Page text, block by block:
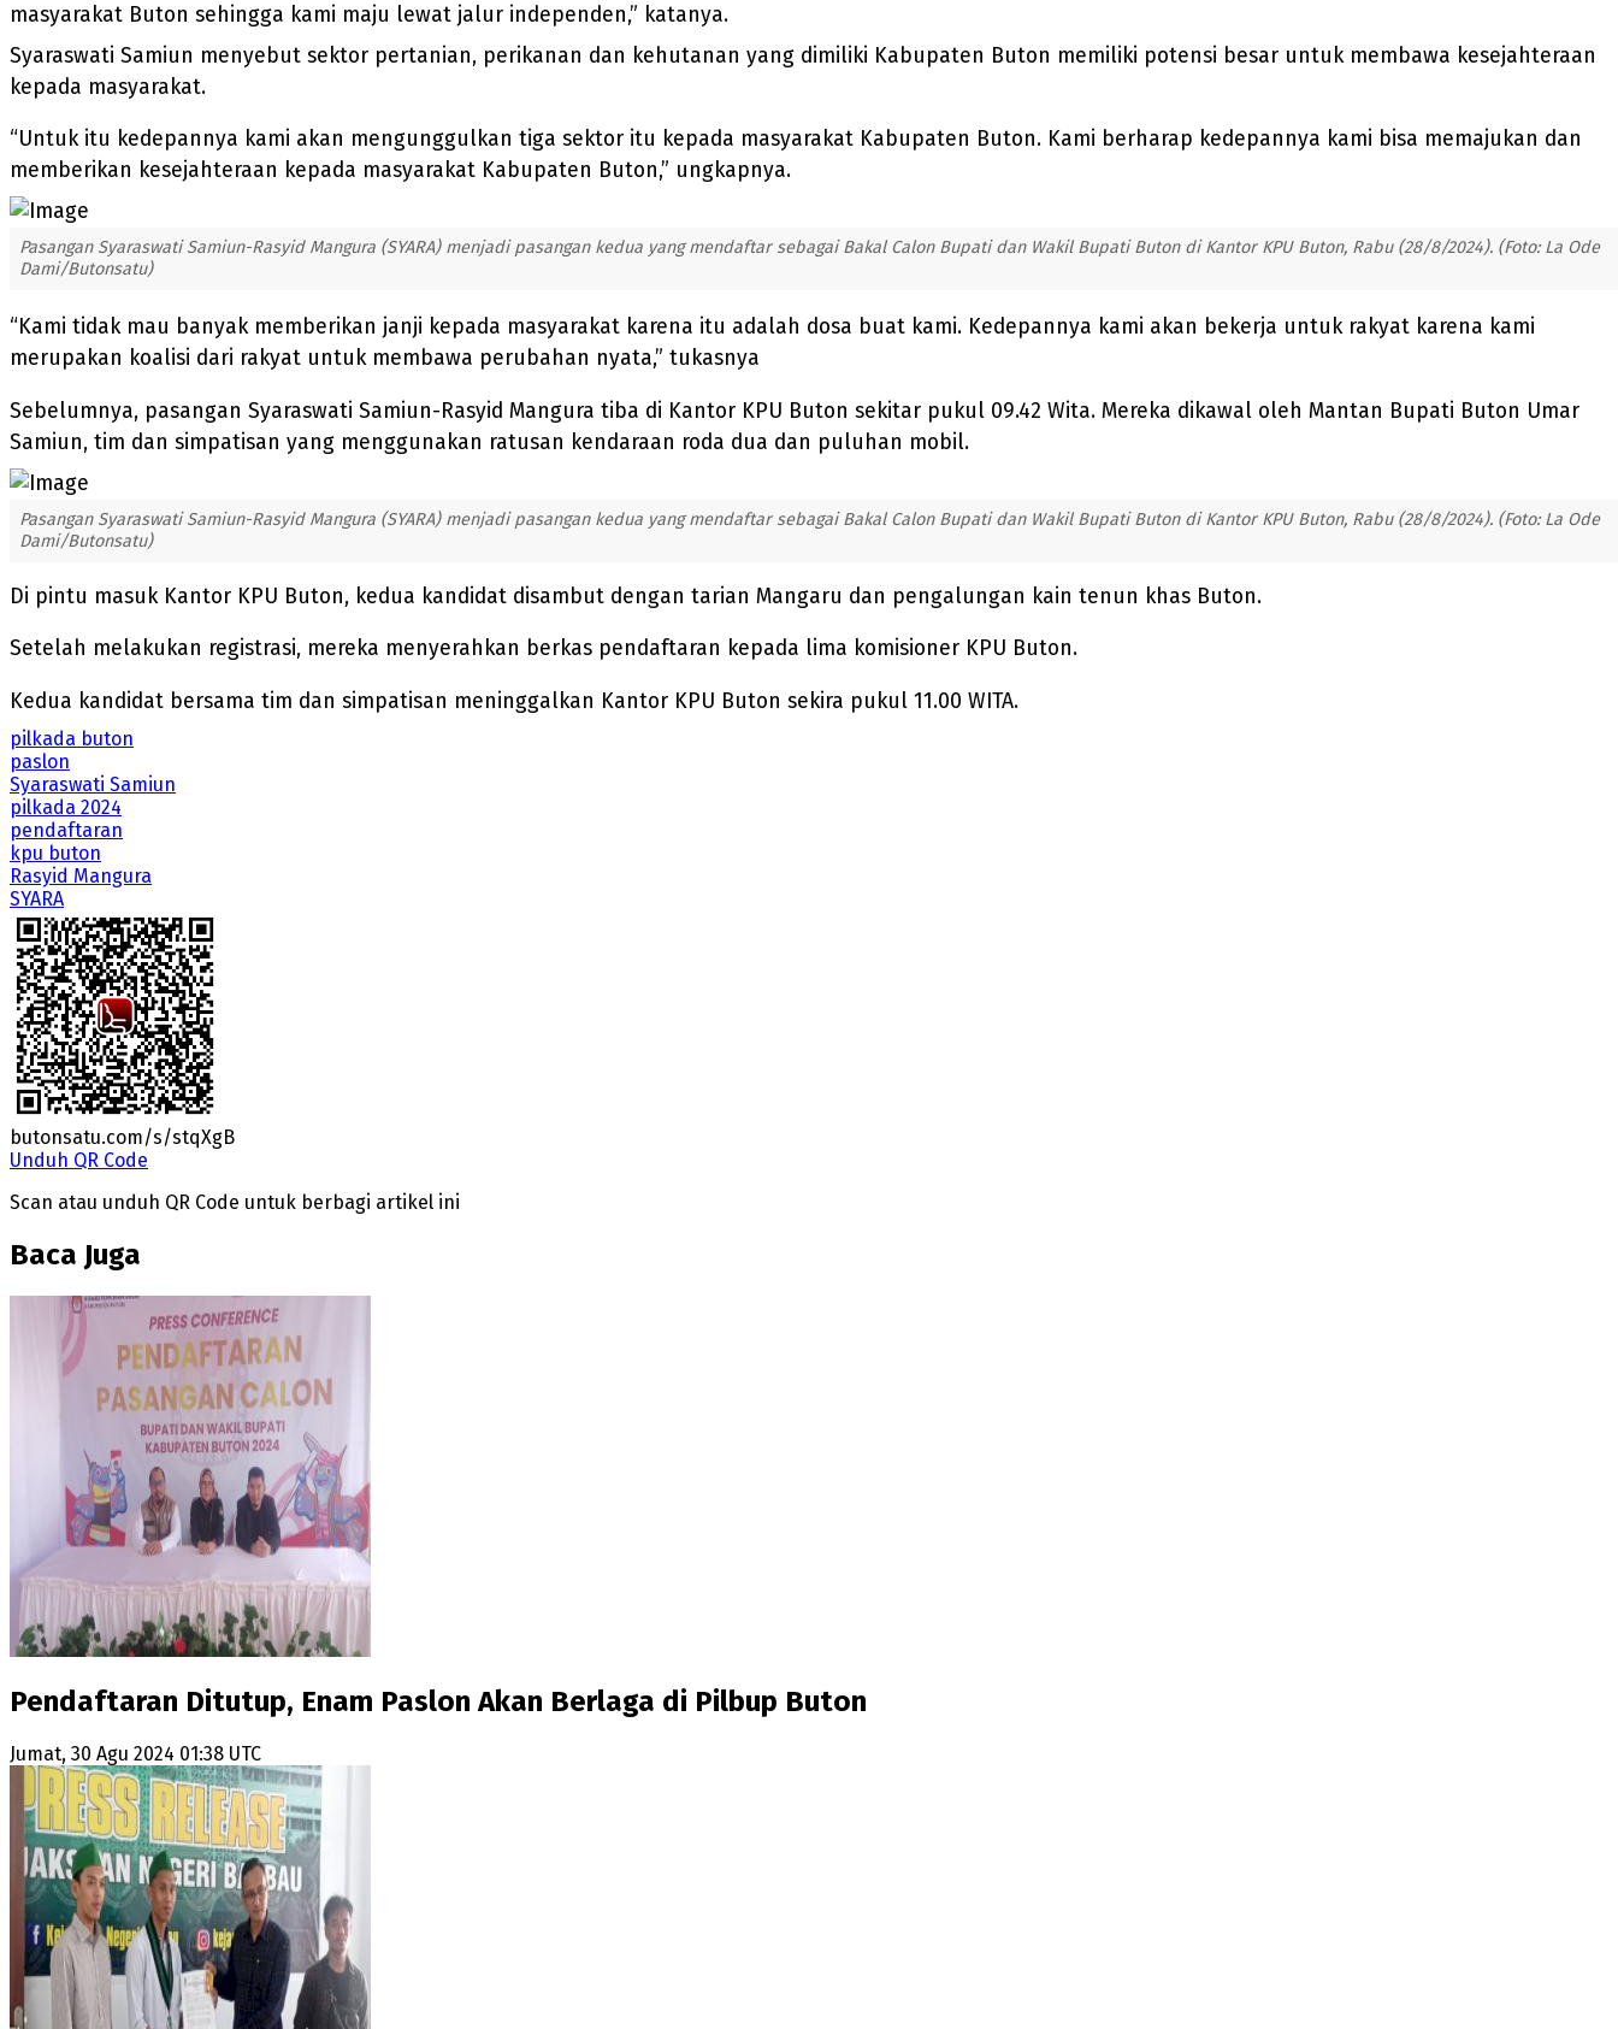
masyarakat Buton sehingga kami maju lewat jalur independen,” katanya.
Syaraswati Samiun menyebut sektor pertanian, perikanan dan kehutanan yang dimiliki Kabupaten Buton memiliki potensi besar untuk membawa kesejahteraan
kepada masyarakat.
“Untuk itu kedepannya kami akan mengunggulkan tiga sektor itu kepada masyarakat Kabupaten Buton. Kami berharap kedepannya kami bisa memajukan dan
memberikan kesejahteraan kepada masyarakat Kabupaten Buton,” ungkapnya.
Pasangan Syaraswati Samiun-Rasyid Mangura (SYARA) menjadi pasangan kedua yang mendaftar sebagai Bakal Calon Bupati dan Wakil Bupati Buton di Kantor KPU Buton, Rabu (28/8/2024). (Foto: La Ode
Dami/Butonsatu)
“Kami tidak mau banyak memberikan janji kepada masyarakat karena itu adalah dosa buat kami. Kedepannya kami akan bekerja untuk rakyat karena kami
merupakan koalisi dari rakyat untuk membawa perubahan nyata,” tukasnya
Sebelumnya, pasangan Syaraswati Samiun-Rasyid Mangura tiba di Kantor KPU Buton sekitar pukul 09.42 Wita. Mereka dikawal oleh Mantan Bupati Buton Umar
Samiun, tim dan simpatisan yang menggunakan ratusan kendaraan roda dua dan puluhan mobil.
Pasangan Syaraswati Samiun-Rasyid Mangura (SYARA) menjadi pasangan kedua yang mendaftar sebagai Bakal Calon Bupati dan Wakil Bupati Buton di Kantor KPU Buton, Rabu (28/8/2024). (Foto: La Ode
Dami/Butonsatu)
Di pintu masuk Kantor KPU Buton, kedua kandidat disambut dengan tarian Mangaru dan pengalungan kain tenun khas Buton.
Setelah melakukan registrasi, mereka menyerahkan berkas pendaftaran kepada lima komisioner KPU Buton.
Kedua kandidat bersama tim dan simpatisan meninggalkan Kantor KPU Buton sekira pukul 11.00 WITA.
pilkada buton
paslon
Syaraswati Samiun
pilkada 2024
pendaftaran
kpu buton
Rasyid Mangura
SYARA
butonsatu.com/s/stqXgB
Unduh QR Code
Scan atau unduh QR Code untuk berbagi artikel ini
Baca Juga
Pendaftaran Ditutup, Enam Paslon Akan Berlaga di Pilbup Buton
Jumat, 30 Agu 2024 01:38 UTC